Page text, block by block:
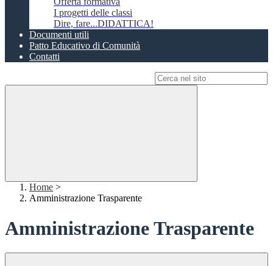
I progetti delle classi
Dire, fare...DIDATTICA!
Documenti utili
Patto Educativo di Comunità
Contatti
Home >
Amministrazione Trasparente
Amministrazione Trasparente